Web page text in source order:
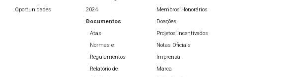
Oportunidades
2024
Documentos
Atas
Normas e
Regulamentos
Relatório de
Membros Honorários
Doações
Projetos Incentivados
Notas Oficiais
Imprensa
Marca